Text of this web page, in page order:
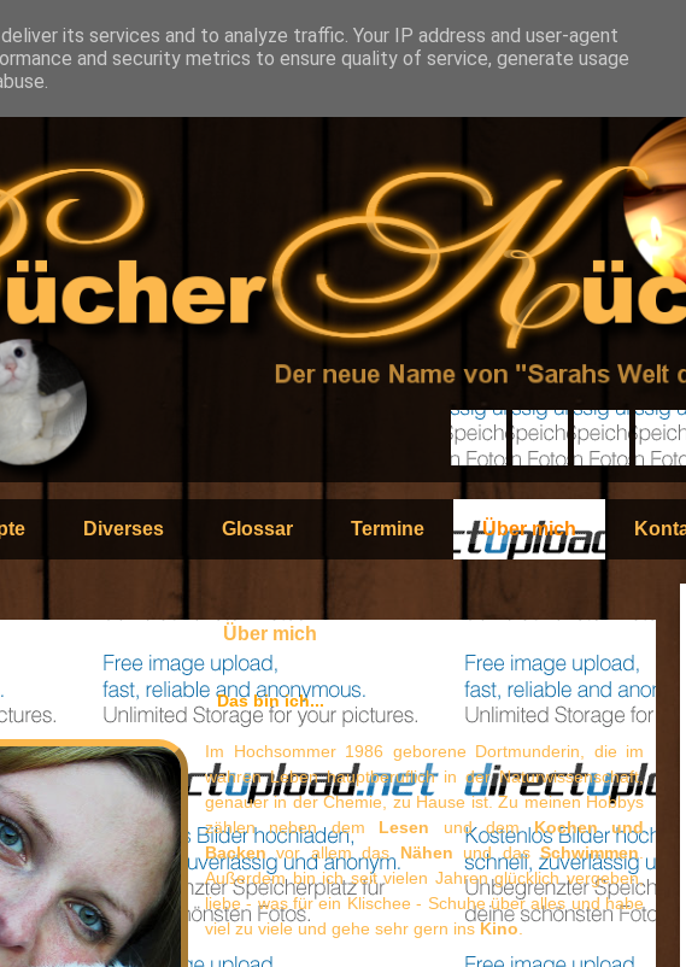
Diverses Glossar Termine Über mich
Über mich
Das bin ich...
Im Hochsommer 1986 geborene Dortmunderin, die im
wahren Leben hauptberuflich in der Naturwissenschaft,
genauer in der Chemie, zu Hause ist. Zu meinen Hobbys
zählen neben dem Lesen und demKochen und
Backen vor allem das Nähen und dasSchwimmen
Außerdem bin ich seit vielen Jahren glücklich vergeben,
liebe - was für ein Klischee - Schuhe über alles und habe
viel zu viele und gehe sehr gern ins Kino
its services and to analyze traffic. Your IP address and user-agent
and security metrics to ensure quality of service, generate usage